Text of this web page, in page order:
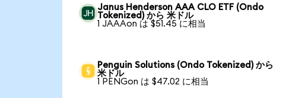
Janus Henderson AAA CLO ETF (Ondo
Tokenized) から 米ドル
1 JAAAon は $51.45 に相当
Penguin Solutions (Ondo Tokenized) から
米ドル
1 PENGon は $47.02 に相当